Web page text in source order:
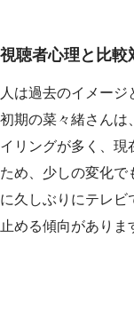
視聴者心理と比較
人は過去のイメー
初期の菜々緒さんは
イリングが多く、現
ため、少しの変化で
に久しぶりにテレビ
止める傾向がありま